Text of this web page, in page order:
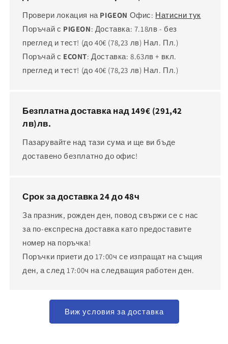
Провери локация на PIGEON Офис: Натисни тук
Поръчай с PIGEON: Доставка: 7.18лв - без
преглед и тест! (до 40€ (78,23 лв) Нал. Пл.)
Поръчай с ECONT: Доставка: 8.63лв + вкл.
преглед и тест! (до 40€ (78,23 лв) Нал. Пл.)
Безплатна доставка над 149€ (291,42
лв)лв.
Пазарувайте над тази сума и ще ви бъде
доставено безплатно до офис!
Срок за доставка 24 до 48ч
За празник, рожден ден, повод свържи се с нас
за по-експресна доставка като предоставите
номер на поръчка!
Поръчки приети до 17:00ч се изпращат на същия
ден, а след 17:00ч на следващия работен ден.
Виж условия за доставка